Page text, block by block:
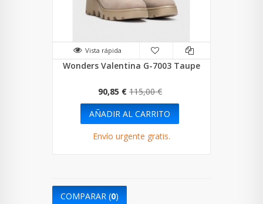
Vista rápida
Wonders Valentina G-7003 Taupe
90,85 € 115,00 €
AÑADIR AL CARRITO
Envío urgente gratis.
COMPARAR (0)